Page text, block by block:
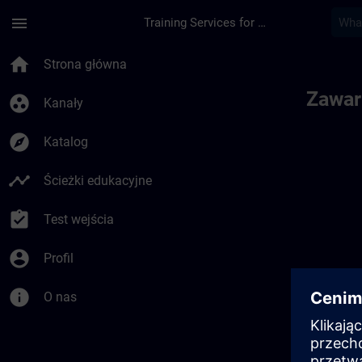
menu Training Services for Digital Industries
home Strona główna
group_work Kanały
explore Katalog
timeline Ścieżki edukacyjne
assignment_turned_in Test wejścia
account_circle Profil
info O nas